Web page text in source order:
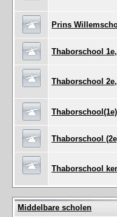
Prins
Thaborschool
Thaborschool
Thaborschool
Thaborschool
Middelbare scholen